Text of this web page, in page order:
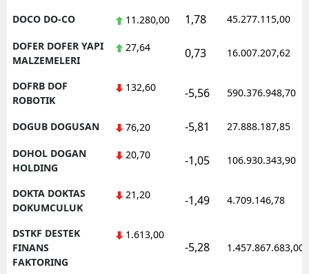
DOCO DO-CO 11.280,00 1,78 45.277.115,00
DOFER DOFER YAPI
MALZEMELERI
27,64 0,73 16.007.207,62
DOFRB DOF
ROBOTIK
132,60 -5,56 590.376.948,70
DOGUB DOGUSAN 76,20 -5,81 27.888.187,85
DOHOL DOGAN
HOLDING
20,70 -1,05 106.930.343,90
DOKTA DOKTAS
DOKUMCULUK
21,20 -1,49 4.709.146,78
DSTKF DESTEK
FINANS
FAKTORING
1.613,00
-5,28 1.457.867.683,00